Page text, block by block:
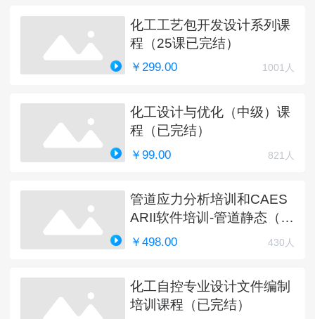
化工工艺包开发设计系列课
程（25课已完结）
￥299.00 1001人
化工设计与优化（中级）课
程（已完结）
￥99.00 821人
管道应力分析培训和CAES
ARII软件培训-管道静态（完
结）
￥498.00 430人
化工自控专业设计文件编制
培训课程（已完结）